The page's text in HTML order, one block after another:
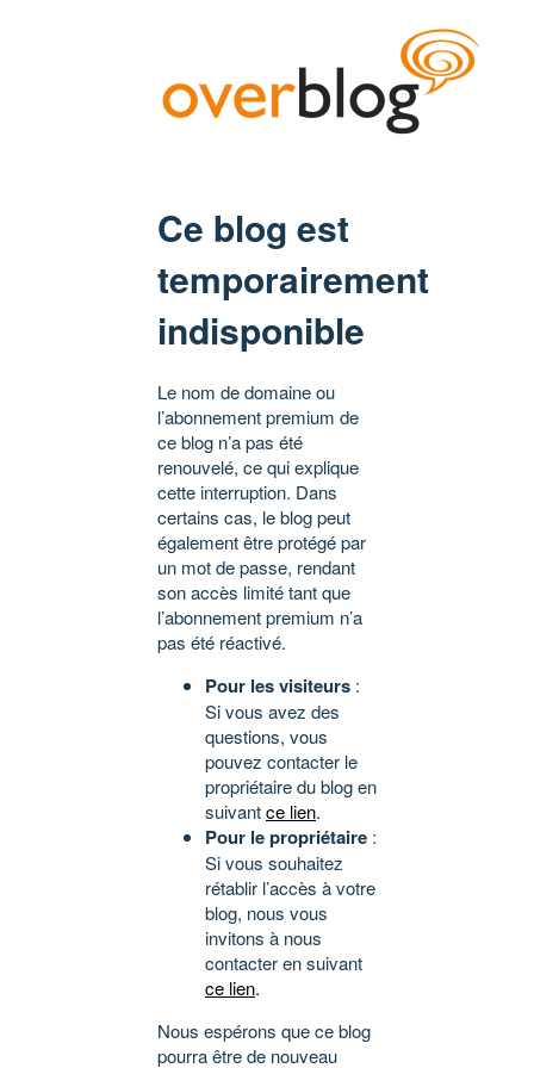
Ce blog est
temporairement
indisponible
Le nom de domaine ou
l’abonnement premium de
ce blog n’a pas été
renouvelé, ce qui explique
cette interruption. Dans
certains cas, le blog peut
également être protégé par
un mot de passe, rendant
son accès limité tant que
l’abonnement premium n’a
pas été réactivé.
Pour les visiteurs :
Si vous avez des
questions, vous
pouvez contacter le
propriétaire du blog en
suivantce lien.
Pour le propriétaire :
Si vous souhaitez
rétablir l’accès à votre
blog, nous vous
invitons à nous
contacter en suivant
ce lien.
Nous espérons que ce blog
pourra être de nouveau